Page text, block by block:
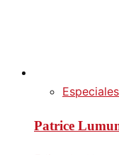
Patrice